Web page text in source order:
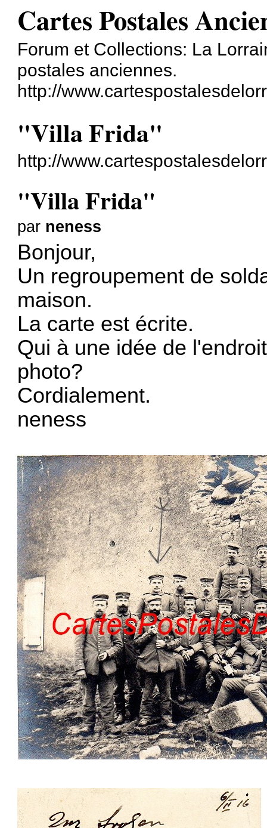
Cartes Postales
Forum et Collections: La
postales anciennes.
http://
"Villa Frida"
http://
"Villa Frida"
par neness
Bonjour,
Un regroupement de
maison.
La carte est écrite.
Qui à une idée de
photo?
Cordialement.
neness